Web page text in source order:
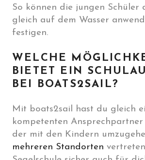
So können die jungen Schüler
gleich auf dem Wasser
festigen.
WELCHE
BIETET EIN
BEI BOATS2SAIL?
Mit boats2sail hast du gleich
kompetenten
der mit den Kindern
mehreren Standorten